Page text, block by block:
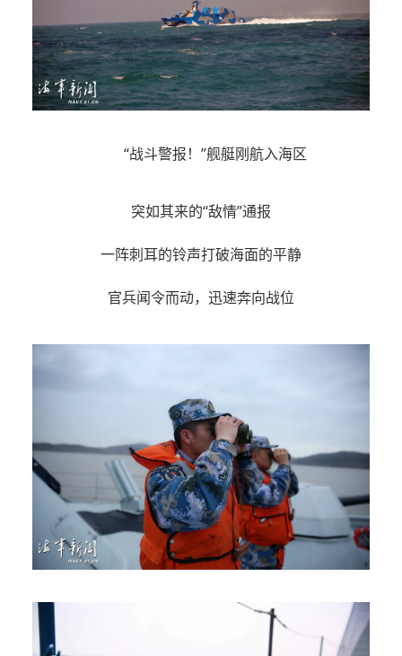
“战斗警报！”舰艇刚航入海区
突如其来的“敌情”通报
一阵刺耳的铃声打破海面的平静
官兵闻令而动，迅速奔向战位